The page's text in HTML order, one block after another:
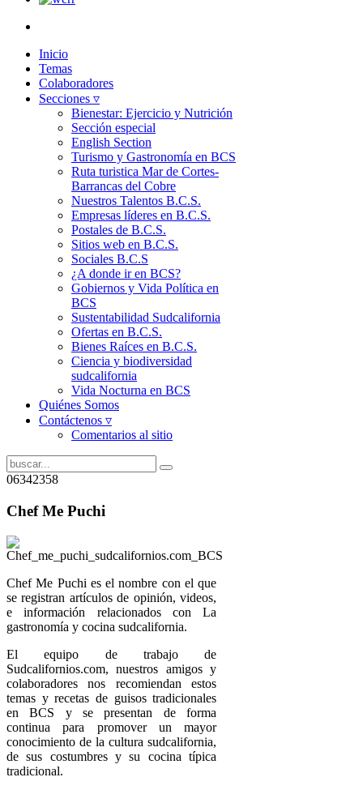
Inicio
Temas
Colaboradores
Secciones ▿
Bienestar: Ejercicio y Nutrición
Sección especial
English Section
Turismo y Gastronomía en BCS
Ruta turistica Mar de Cortes-
Barrancas del Cobre
Nuestros Talentos B.C.S.
Empresas líderes en B.C.S.
Postales de B.C.S.
Sitios web en B.C.S.
Sociales B.C.S
¿A donde ir en BCS?
Gobiernos y Vida Política en
BCS
Sustentabilidad Sudcalifornia
Ofertas en B.C.S.
Bienes Raíces en B.C.S.
Ciencia y biodiversidad
sudcalifornia
Vida Nocturna en BCS
Quiénes Somos
Contáctenos ▿
Comentarios al sitio
06342358
Chef Me Puchi
Chef Me Puchi es el nombre con el que
se registran artículos de opinión, videos,
e información relacionados con La
gastronomía y cocina sudcalifornia.
El equipo de trabajo de
Sudcalifornios.com, nuestros amigos y
colaboradores nos recomiendan estos
temas y recetas de guisos tradicionales
en BCS y se presentan de forma
continua para promover un mayor
conocimiento de la cultura sudcalifornia,
de sus costumbres y su cocina típica
tradicional.